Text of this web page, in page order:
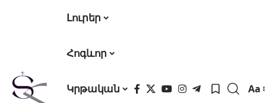
Լուրեր
Հոգևոր
Կրթական Aa